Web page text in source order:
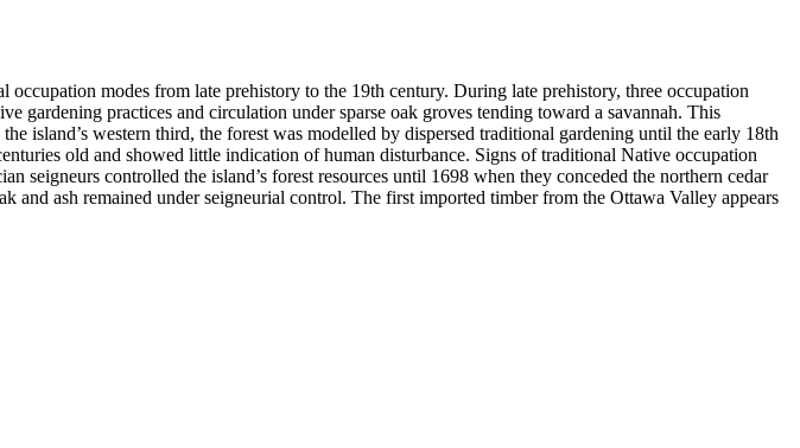
modes from late prehistory to the 19th century. During late prehistory, three occupation
gardening practices and circulation under sparse oak groves tending toward a savannah. This
island’s western third, the forest was modelled by dispersed traditional gardening until the early 18th
old and showed little indication of human disturbance. Signs of traditional Native occupation
controlled the island’s forest resources until 1698 when they conceded the northern cedar
and ash remained under seigneurial control. The first imported timber from the Ottawa Valley appears